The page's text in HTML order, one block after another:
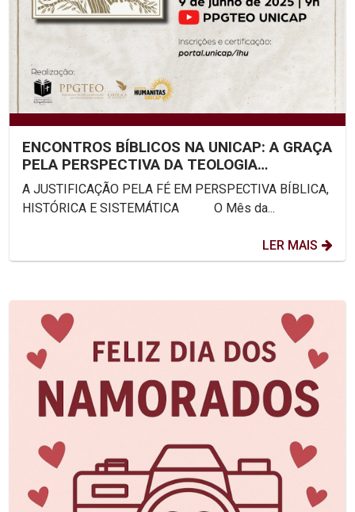
ENCONTROS BÍBLICOS NA UNICAP: A GRAÇA
PELA PERSPECTIVA DA TEOLOGIA
SISTEMÁTICA
A JUSTIFICAÇÃO PELA FÉ EM PERSPECTIVA BÍBLICA,
HISTÓRICA E SISTEMÁTICA O Mês da...
LER MAIS